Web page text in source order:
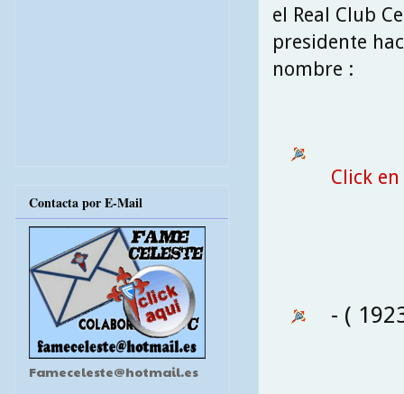
el Real Club
presidente
nombre :
Click
- (
Contacta por E-Mail
Fameceleste@hotmail.es